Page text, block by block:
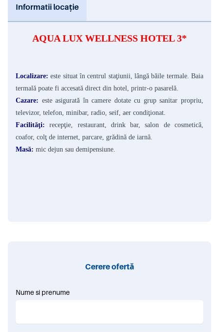
Informatii locație
AQUA LUX WELLNESS HOTEL 3*
Localizare:este situat în centrul staţiunii, lângă băile termale. Baia
termală poate fi accesată direct din hotel, printr-o pasarelă.
Cazare: este asigurată în camere dotate cu grup sanitar propriu,
televizor, telefon, minibar, radio, seif, aer condiţionat.
Facilităţi:recepţie, restaurant, drink bar, salon de cosmetică,
coafor, colţ de internet, parcare, grădină de iarnă.
Masă: mic dejun sau demipensiune.
Cerere ofertă
Nume si prenume